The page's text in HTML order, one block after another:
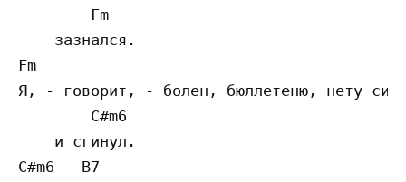
        Fm
    зазнался.
Fm
Я, - говорит, - болен, бюллетеню, нету
        C#m6
    и сгинул.
C#m6   B7